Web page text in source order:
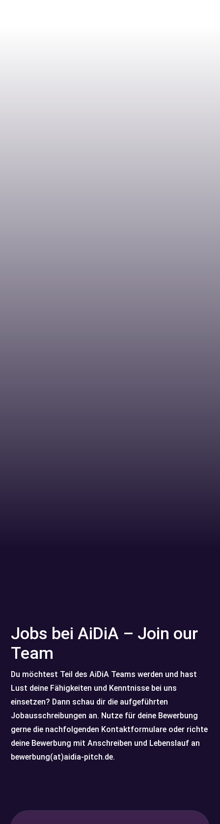
Jobs bei AiDiA – Join our
Team
Du möchtest Teil des AiDiA Teams werden und hast
Lust deine Fähigkeiten und Kenntnisse bei uns
einsetzen? Dann schau dir die aufgeführten
Jobausschreibungen an. Nutze für deine Bewerbung
gerne die nachfolgenden Kontaktformulare oder richte
deine Bewerbung mit Anschreiben und Lebenslauf an
bewerbung(at)aidia-pitch.de.